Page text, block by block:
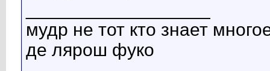
мудр не тот кто знает
де лярош фуко